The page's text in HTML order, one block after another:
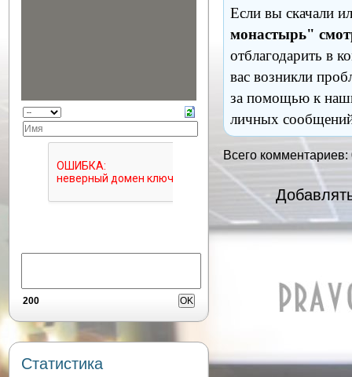
Если вы скачали
монастырь"
отблагодарить в
вас возникли
за помощью к
личных
Всего комментариев:
200
Статистика